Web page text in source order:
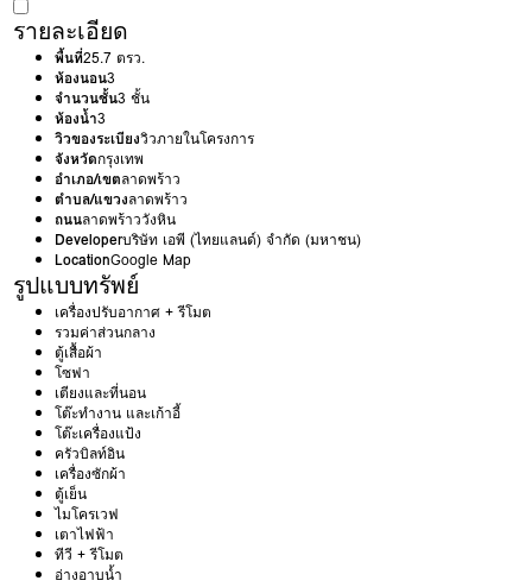
รายละเอียด
พื้นที่25.7 ตรว.
ห้องนอน3
จำนวนชั้น3 ชั้น
ห้องน้ำ3
วิวของระเบียงวิวภายในโครงการ
จังหวัดกรุงเทพ
อำเภอ/เขตลาดพร้าว
ตำบล/แขวงลาดพร้าว
ถนนลาดพร้าววังหิน
Developerบริษัท เอพี (ไทยแลนด์) จำกัด (มหาชน)
LocationGoogle Map
รูปแบบทรัพย์
เครื่องปรับอากาศ + รีโมต
รวมค่าส่วนกลาง
ตู้เสื้อผ้า
โซฟา
เตียงและที่นอน
โต๊ะทำงาน และเก้าอี้
โต๊ะเครื่องแป้ง
ครัวบิลท์อิน
เครื่องซักผ้า
ตู้เย็น
ไมโครเวฟ
เตาไฟฟ้า
ทีวี + รีโมต
อ่างอาบน้ำ